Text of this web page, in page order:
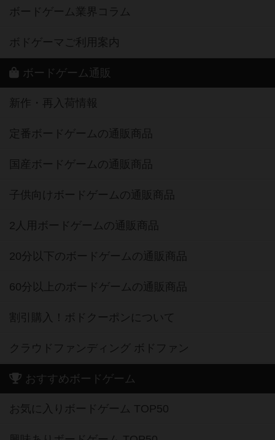
ボードゲーム業界コラム
ボドゲーマご利用案内
ボードゲーム通販
新作・再入荷情報
定番ボードゲームの通販商品
国産ボードゲームの通販商品
子供向けボードゲームの通販商品
2人用ボードゲームの通販商品
20分以下のボードゲームの通販商品
60分以上のボードゲームの通販商品
割引購入！ボドクーポンについて
クラウドファンディング ボドファン
おすすめボードゲーム
お気に入りボードゲーム TOP50